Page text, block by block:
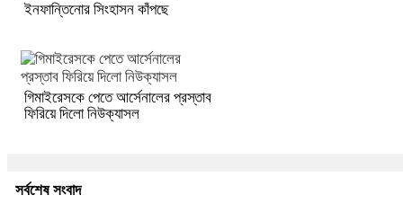
ইনফান্তিনোর সিংহাসন কাঁপছে
গিমাইরেসকে পেতে আর্সেনালের প্রস্তাব
ফিরিয়ে দিলো নিউক্যাসল
সর্বশেষ সংবাদ